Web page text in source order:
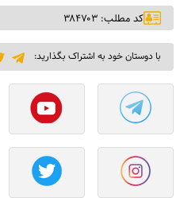
کد مطلب: ۳۸۴۷۰۳
با دوستان خود به اشتراک بگذارید: